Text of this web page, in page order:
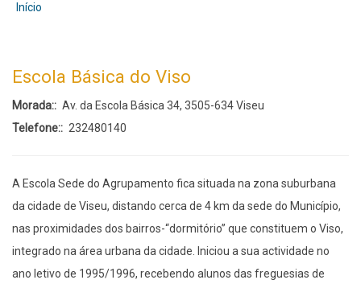
Início
Escola Básica do Viso
Morada:
Av. da Escola Básica 34, 3505-634 Viseu
Telefone:
232480140
A Escola Sede do Agrupamento fica situada na zona suburbana
da cidade de Viseu, distando cerca de 4 km da sede do Município,
nas proximidades dos bairros-“dormitório” que constituem o Viso,
integrado na área urbana da cidade. Iniciou a sua actividade no
ano letivo de 1995/1996, recebendo alunos das freguesias de